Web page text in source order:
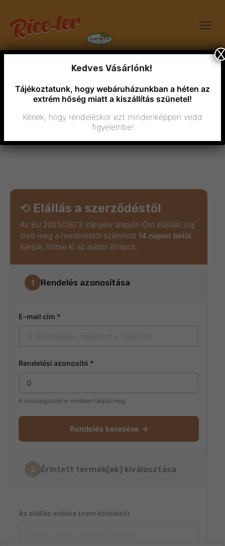
Elállás a szerződéstől
⟲ Elállás a szerződéstől
Az EU 2023/2673 irányelv alapján Önt elállási jog
illeti meg a rendeléstől számított 14 napon belül.
Kérjük, töltse ki az alábbi űrlapot.
1 Rendelés azonosítása
E-mail cím *
Rendelési azonosító *
A visszaigazoló e-mailben találja meg.
Rendelés keresése →
2 Érintett termék(ek) kiválasztása
Az elállás indoka (nem kötelező)
Kedves Vásárlónk!
Tájékoztatunk, hogy webáruházunkban a héten az
extrém hőség miatt a kiszállítás szünetel!
Kérlek, hogy rendeléskor ezt mindenképpen vedd
figyelembe!
X